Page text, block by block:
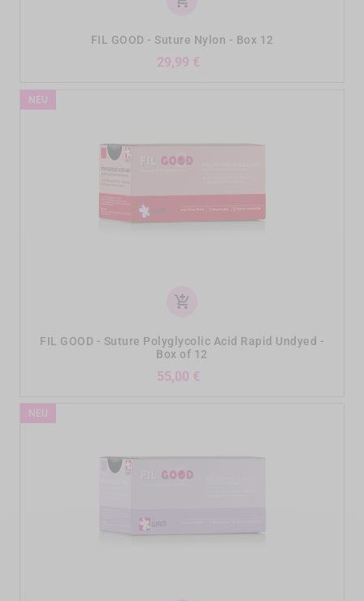
FIL GOOD - Suture Nylon - Box 12
29,99 €
add_shopping_cart
NEU
FIL GOOD - Suture Polyglycolic Acid Rapid Undyed -
Box of 12
55,00 €
NEU